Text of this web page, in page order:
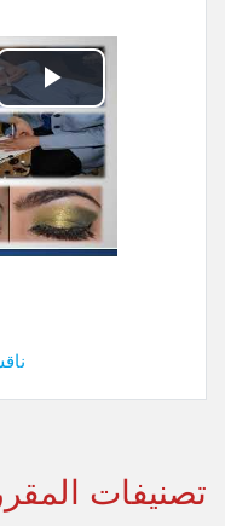
تصنيفات